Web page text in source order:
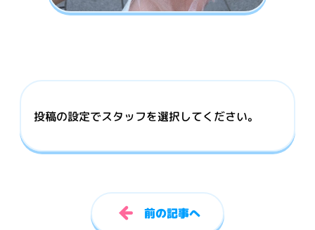
投稿の設定でスタッフを選択してください。
前の記事へ